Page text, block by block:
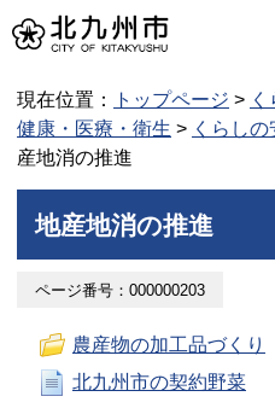
現在位置： トップページ >
健康・医療・衛生 > くらし
産地消の推進
地産地消の推進
ページ番号：000000203
農産物の加工品づくり
北九州市の契約野菜